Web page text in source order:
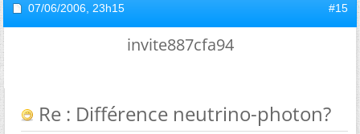
07/06/2006, 23h15 #15
invite887cfa94
Re : Différence neutrino-photon?